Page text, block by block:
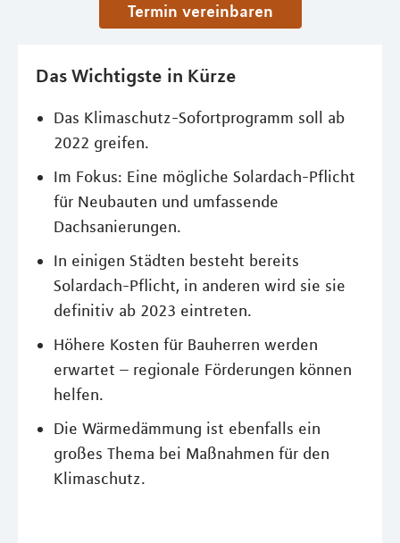
Termin vereinbaren
Das Wichtigste in Kürze
Das Klimaschutz-Sofortprogramm soll ab
2022 greifen.
Im Fokus: Eine mögliche Solardach-Pflicht
für Neubauten und umfassende
Dachsanierungen.
In einigen Städten besteht bereits
Solardach-Pflicht, in anderen wird sie sie
definitiv ab 2023 eintreten.
Höhere Kosten für Bauherren werden
erwartet – regionale Förderungen können
helfen.
Die Wärmedämmung ist ebenfalls ein
großes Thema bei Maßnahmen für den
Klimaschutz.